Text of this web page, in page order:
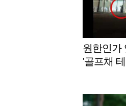
원한인가
'골프채